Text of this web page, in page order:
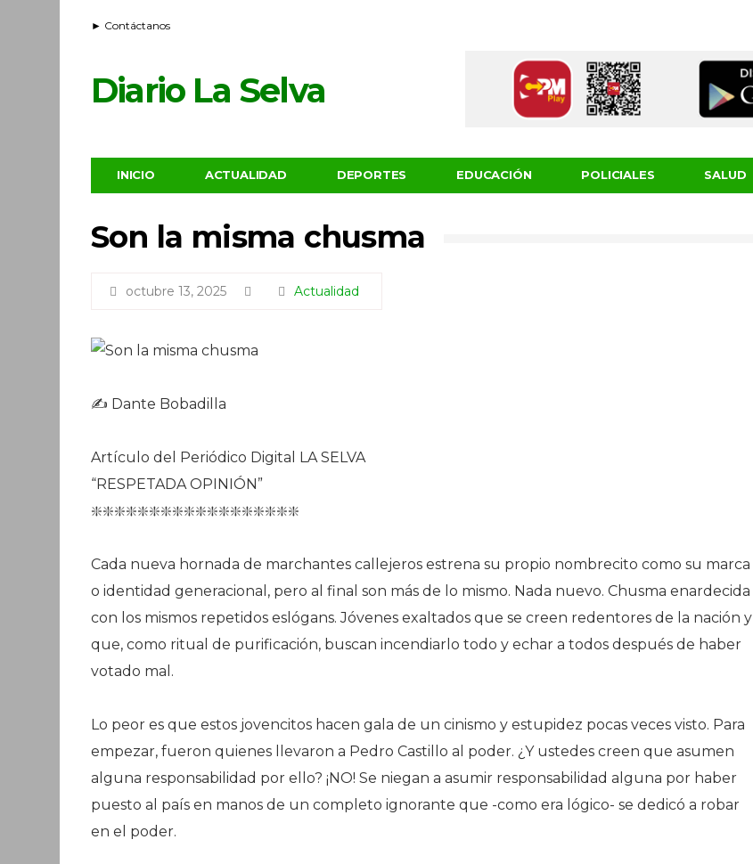
► Contáctanos
Diario La Selva
INICIO ACTUALIDAD DEPORTES EDUCACIÓN POLICIALES SALUD
Son la misma chusma
octubre 13, 2025 Actualidad
✍️ Dante Bobadilla
Artículo del Periódico Digital LA SELVA
“RESPETADA OPINIÓN”
❇️❇️❇️❇️❇️❇️❇️❇️❇️❇️❇️❇️❇️❇️❇️❇️❇️❇️
Cada nueva hornada de marchantes callejeros estrena su propio nombrecito como su marca
o identidad generacional, pero al final son más de lo mismo. Nada nuevo. Chusma enardecida
con los mismos repetidos eslógans. Jóvenes exaltados que se creen redentores de la nación y
que, como ritual de purificación, buscan incendiarlo todo y echar a todos después de haber
votado mal.
Lo peor es que estos jovencitos hacen gala de un cinismo y estupidez pocas veces visto. Para
empezar, fueron quienes llevaron a Pedro Castillo al poder. ¿Y ustedes creen que asumen
alguna responsabilidad por ello? ¡NO! Se niegan a asumir responsabilidad alguna por haber
puesto al país en manos de un completo ignorante que -como era lógico- se dedicó a robar
en el poder.